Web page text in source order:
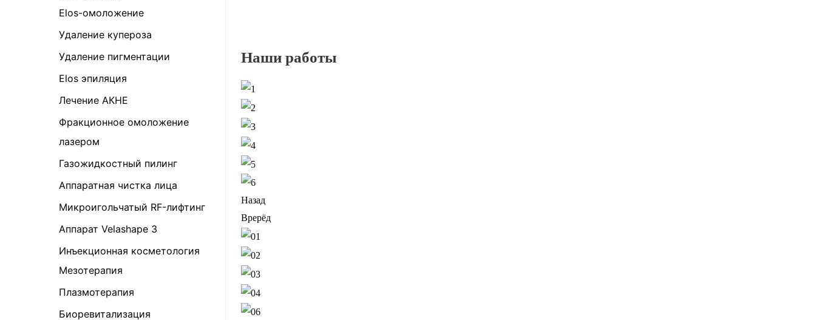
Elos-омоложение
Удаление купероза
Удаление пигментации
Elos эпиляция
Лечение АКНЕ
Фракционное омоложение
лазером
Газожидкостный пилинг
Аппаратная чистка лица
Микроигольчатый RF-лифтинг
Аппарат Velashape 3
Инъекционная косметология
Мезотерапия
Плазмотерапия
Биоревитализация
Наши работы
Назад
Врерёд